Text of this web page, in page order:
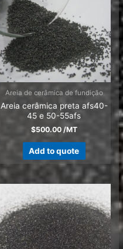
Areia de cerâmica de fundição
Areia cerâmica preta afs40-
45 e 50-55afs
$500.00/MT
Add to quote